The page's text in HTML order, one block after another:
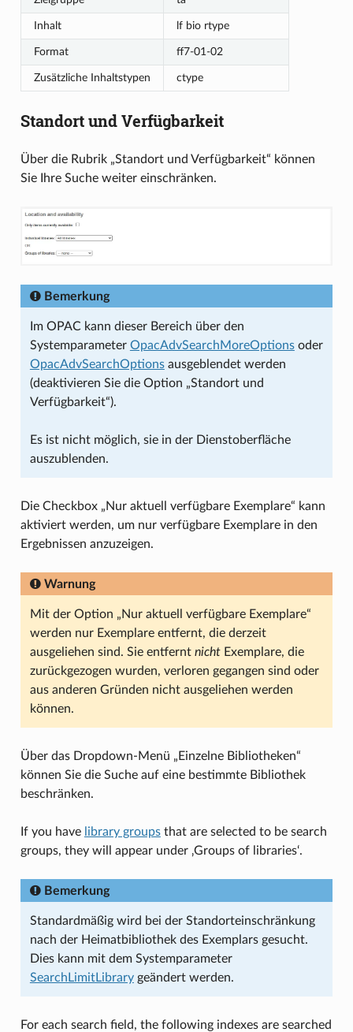
Inhalt lf bio rtype
Format ff7-01-02
Zusätzliche Inhaltstypen ctype
Standort und Verfügbarkeit
Über die Rubrik „Standort und Verfügbarkeit“ können
Sie Ihre Suche weiter einschränken.
Bemerkung
Im OPAC kann dieser Bereich über den
Systemparameter OpacAdvSearchMoreOptionsoder
OpacAdvSearchOptionsausgeblendet werden
(deaktivieren Sie die Option „Standort und
Verfügbarkeit“).
Es ist nicht möglich, sie in der Dienstoberfläche
auszublenden.
Die Checkbox „Nur aktuell verfügbare Exemplare“ kann
aktiviert werden, um nur verfügbare Exemplare in den
Ergebnissen anzuzeigen.
Warnung
Mit der Option „Nur aktuell verfügbare Exemplare“
werden nur Exemplare entfernt, die derzeit
ausgeliehen sind. Sie entfernt nichtExemplare, die
zurückgezogen wurden, verloren gegangen sind oder
aus anderen Gründen nicht ausgeliehen werden
können.
Über das Dropdown-Menü „Einzelne Bibliotheken“
können Sie die Suche auf eine bestimmte Bibliothek
beschränken.
If you have library groupsthat are selected to be search
groups, they will appear under ‚Groups of libraries‘.
Bemerkung
Standardmäßig wird bei der Standorteinschränkung
nach der Heimatbibliothek des Exemplars gesucht.
Dies kann mit dem Systemparameter
SearchLimitLibrarygeändert werden.
For each search field, the following indexes are searched